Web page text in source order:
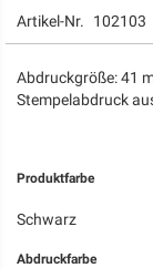
Artikel-Nr. 102103
Abdruckgröße: 41
Stempelabdruck
Produktfarbe
Schwarz
Abdruckfarbe